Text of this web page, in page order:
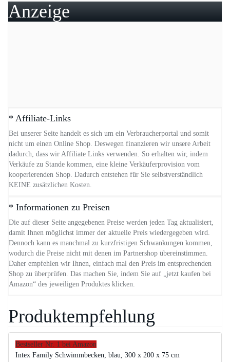
Anzeige
* Affiliate-Links
Bei unserer Seite handelt es sich um ein Verbraucherportal und somit
nicht um einen Online Shop. Deswegen finanzieren wir unsere Arbeit
dadurch, dass wir Affiliate Links verwenden. So erhalten wir, indem
Verkäufe zu Stande kommen, eine kleine Verkäuferprovision vom
kooperierenden Shop. Dadurch entstehen für Sie selbstverständlich
KEINE zusätzlichen Kosten.
* Informationen zu Preisen
Die auf dieser Seite angegebenen Preise werden jeden Tag aktualisiert,
damit Ihnen möglichst immer der aktuelle Preis wiedergegeben wird.
Dennoch kann es manchmal zu kurzfristigen Schwankungen kommen,
wodurch die Preise nicht mit denen im Partnershop übereinstimmen.
Daher empfehlen wir Ihnen, einfach mal den Preis im entsprechenden
Shop zu überprüfen. Das machen Sie, indem Sie auf „jetzt kaufen bei
Amazon“ des jeweiligen Produktes klicken.
Produktempfehlung
Bestseller Nr. 1 bei Amazon
Intex Family Schwimmbecken, blau, 300 x 200 x 75 cm